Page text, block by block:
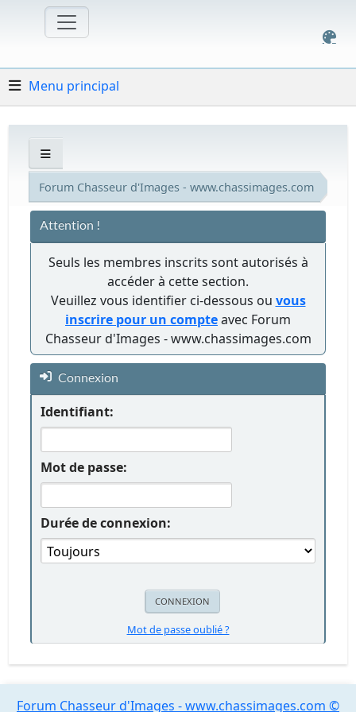
Menu principal
Forum Chasseur d'Images - www.chassimages.com
Attention !
Seuls les membres inscrits sont autorisés à
accéder à cette section.
Veuillez vous identifier ci-dessous ou vous
inscrire pour un compteavec Forum
Chasseur d'Images - www.chassimages.com
Connexion
Identifiant:
Mot de passe:
Durée de connexion:
Mot de passe oublié ?
Forum Chasseur d'Images - www.chassimages.com ©